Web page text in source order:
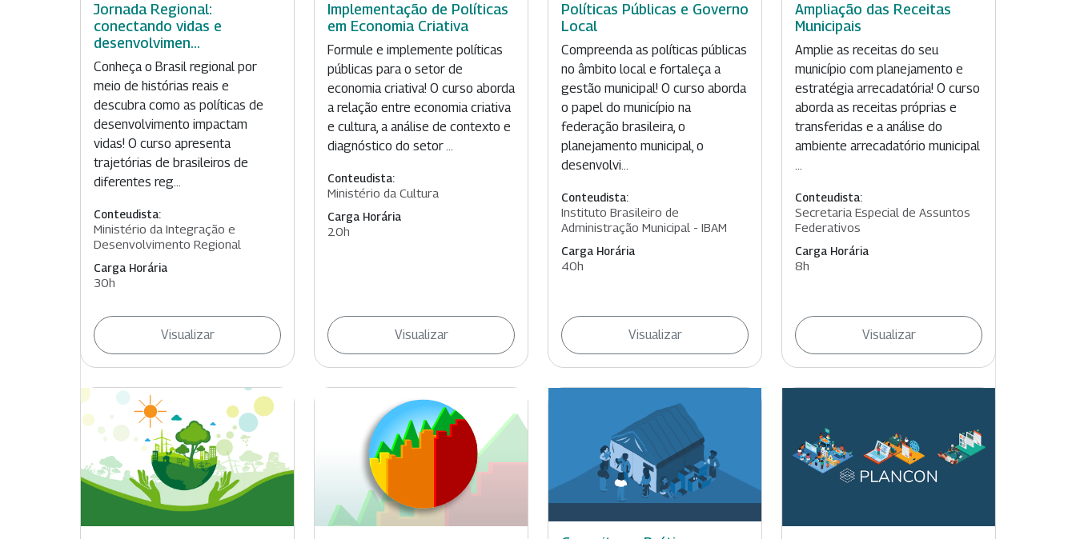
Jornada Regional:
conectando vidas e
desenvolvimen...
Conheça o Brasil regional por
meio de histórias reais e
descubra como as políticas de
desenvolvimento impactam
vidas! O curso apresenta
trajetórias de brasileiros de
diferentes reg...
Conteudista:
Ministério da Integração e
Desenvolvimento Regional
Carga Horária
30h
Visualizar
Implementação de Políticas
em Economia Criativa
Formule e implemente políticas
públicas para o setor de
economia criativa! O curso aborda
a relação entre economia criativa
e cultura, a análise de contexto e
diagnóstico do setor ...
Conteudista:
Ministério da Cultura
Carga Horária
20h
Visualizar
Políticas Públicas e Governo
Local
Compreenda as políticas públicas
no âmbito local e fortaleça a
gestão municipal! O curso aborda
o papel do município na
federação brasileira, o
planejamento municipal, o
desenvolvi...
Conteudista:
Instituto Brasileiro de
Administração Municipal - IBAM
Carga Horária
40h
Visualizar
Ampliação das Receitas
Municipais
Amplie as receitas do seu
município com planejamento e
estratégia arrecadatória! O curso
aborda as receitas próprias e
transferidas e a análise do
ambiente arrecadatório municipal
...
Conteudista:
Secretaria Especial de Assuntos
Federativos
Carga Horária
8h
Visualizar